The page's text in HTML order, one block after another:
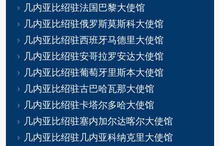
几内亚比绍驻法国巴黎大使馆
几内亚比绍驻俄罗斯莫斯科大使馆
几内亚比绍驻西班牙马德里大使馆
几内亚比绍驻安哥拉罗安达大使馆
几内亚比绍驻葡萄牙里斯本大使馆
几内亚比绍驻古巴哈瓦那大使馆
几内亚比绍驻卡塔尔多哈大使馆
几内亚比绍驻塞内加尔达喀尔大使馆
几内亚比绍驻几内亚科纳克里大使馆